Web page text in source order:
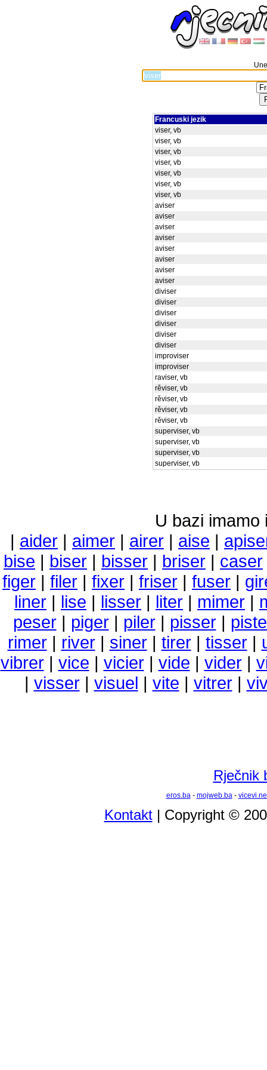
Francuski jezik
viser, vb
viser, vb
viser, vb
viser, vb
viser, vb
viser, vb
viser, vb
aviser
aviser
aviser
aviser
aviser
aviser
aviser
aviser
diviser
diviser
diviser
diviser
diviser
diviser
improviser
improviser
raviser, vb
rěviser, vb
rěviser, vb
rěviser, vb
rěviser, vb
superviser, vb
superviser, vb
superviser, vb
superviser, vb
U bazi imamo
| aider | aimer | airer | aise |
bise | biser | bisser | briser | caser
figer | filer | fixer | friser | fuser |
liner | lise | lisser | liter | mimer |
peser| piger| piler| pisser|
rimer| river| siner| tirer| tisser|
vibrer| vice | vicier| vide | vider|
| visser| visuel | vite | vitrer|
Rječnik
eros.ba- mojweb.ba-
Kontakt| Copyright ©